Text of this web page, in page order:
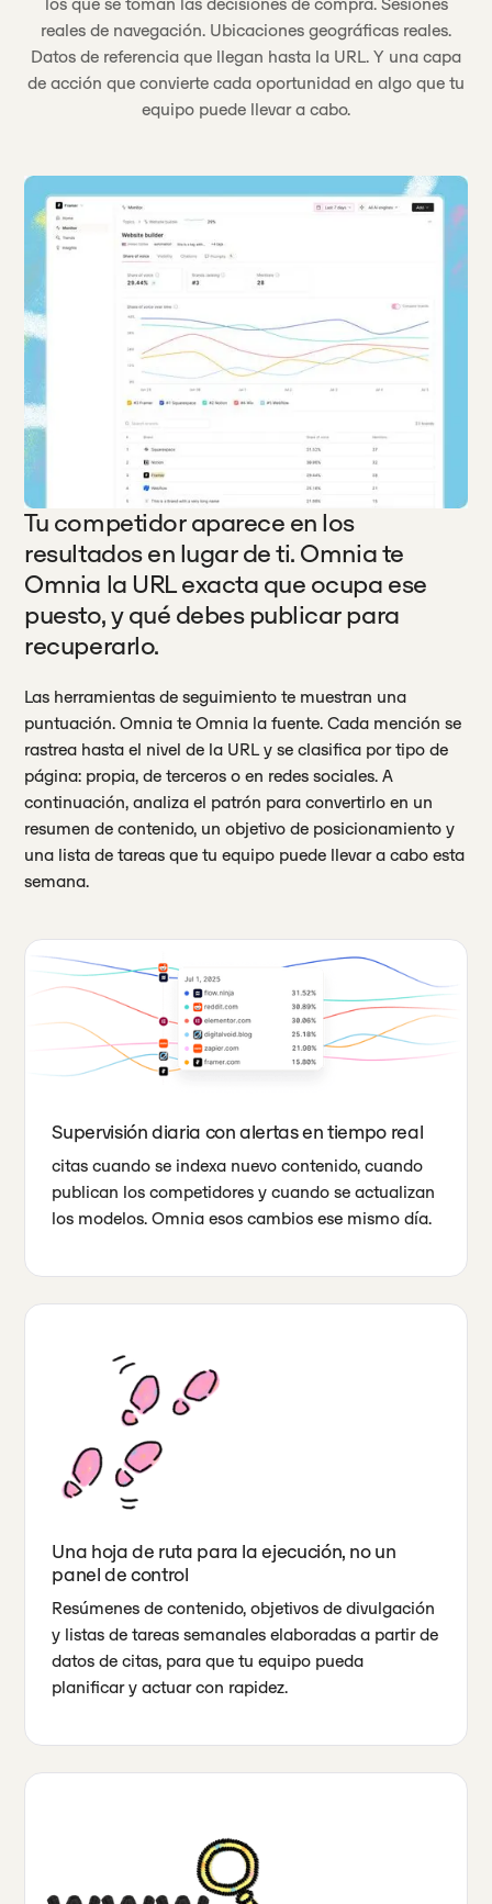
reales de navegación. Ubicaciones geográficas reales.
Datos de referencia que llegan hasta la URL. Y una capa
de acción que convierte cada oportunidad en algo que tu
equipo puede llevar a cabo.
Tu competidor aparece en los
resultados en lugar de ti. Omnia te
Omnia la URL exacta que ocupa ese
puesto, y qué debes publicar para
recuperarlo.
Las herramientas de seguimiento te muestran una
puntuación. Omnia te Omnia la fuente. Cada mención se
rastrea hasta el nivel de la URL y se clasifica por tipo de
página: propia, de terceros o en redes sociales. A
continuación, analiza el patrón para convertirlo en un
resumen de contenido, un objetivo de posicionamiento y
una lista de tareas que tu equipo puede llevar a cabo esta
semana.
Supervisión diaria con alertas en tiempo real
citas cuando se indexa nuevo contenido, cuando
publican los competidores y cuando se actualizan
los modelos. Omnia esos cambios ese mismo día.
Una hoja de ruta para la ejecución, no un
panel de control
Resúmenes de contenido, objetivos de divulgación
y listas de tareas semanales elaboradas a partir de
datos de citas, para que tu equipo pueda
planificar y actuar con rapidez.